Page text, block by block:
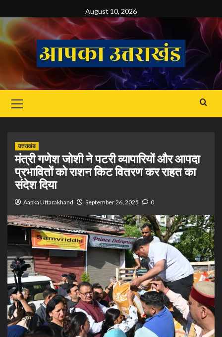
to
content
August 10, 2026
Menu
उत्तराखंड
मंत्री गणेश जोशी ने पटरी व्यापारियों और आपदा
प्रभावितों को राशन किट वितरण कर राहत का
संदेश दिया
Aapka Uttarakhand September 26, 2025 0